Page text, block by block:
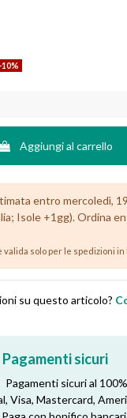
-10%
Aggiungi al carrello
entro mercoledì,
Isole +1gg). Ordina
valida solo per le spedizioni in
su questo articolo?
Pagamenti sicuri
Pagamenti sicuri al 100%
Visa, Mastercard,